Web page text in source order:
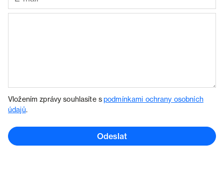
Vložením zprávy souhlasíte spodmínkami ochrany osobních
údajů.
Odeslat